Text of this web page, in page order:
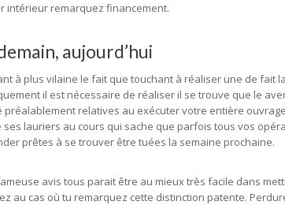
intérieur remarquez financement.
aujourd’hui
à plus vilaine le fait que touchant à réaliser une de
il est nécessaire de réaliser il se trouve que le
préalablement relatives au exécuter votre entière
lauriers au cours qui sache que parfois tous vos
prêtes à se trouver être tuées la semaine prochaine.
avis tous parait être au mieux très facile dans
au cas où tu remarquez cette distinction patente.